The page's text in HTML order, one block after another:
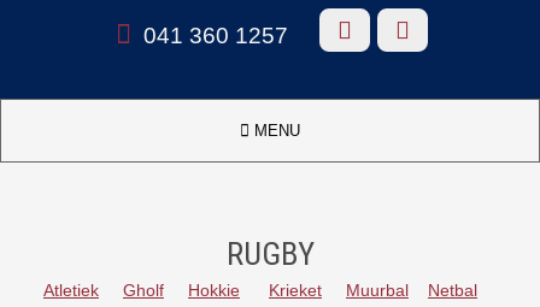


 041 360 1257
 MENU
RUGBY
Atletiek Gholf Hokkie Krieket Muurbal
Netbal